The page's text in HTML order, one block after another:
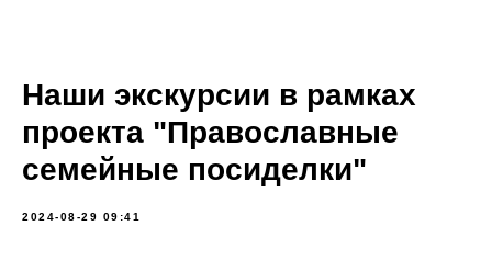
Наши экскурсии в рамках
проекта "Православные
семейные посиделки"
2024-08-29 09:41